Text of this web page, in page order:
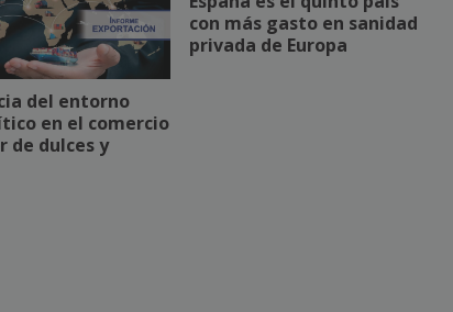
del entorno
en el comercio
de dulces y
con más gasto en sanidad
privada de Europa